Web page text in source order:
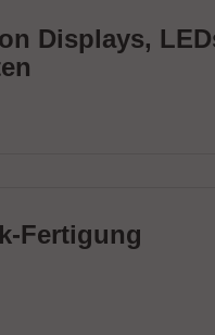
Displays,
Fertigung